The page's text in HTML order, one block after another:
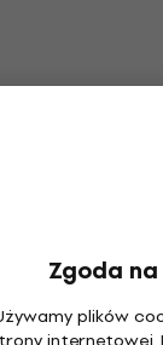
Zgoda
plików